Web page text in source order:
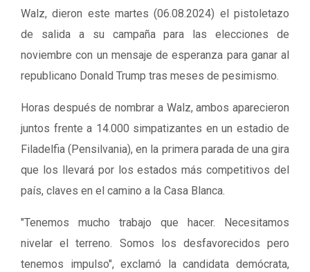
Walz, dieron este martes (06.08.2024) el pistoletazo
de salida a su campaña para las elecciones de
noviembre con un mensaje de esperanza para ganar al
republicano Donald Trump tras meses de pesimismo.
Horas después de nombrar a Walz, ambos aparecieron
juntos frente a 14.000 simpatizantes en un estadio de
Filadelfia (Pensilvania), en la primera parada de una gira
que los llevará por los estados más competitivos del
país, claves en el camino a la Casa Blanca.
"Tenemos mucho trabajo que hacer. Necesitamos
nivelar el terreno. Somos los desfavorecidos pero
tenemos impulso", exclamó la candidata demócrata,